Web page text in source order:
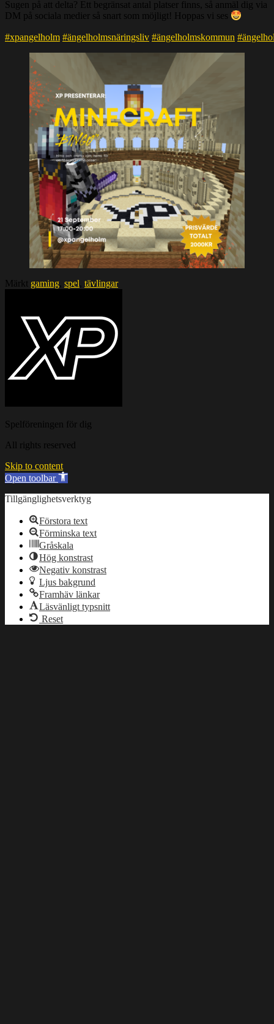
Sugen på att delta? Ett begränsat antal platser finns, så anmäl dig via
DM på sociala medier så snart som möjligt! Hoppas vi ses
#xpangelholm #ängelholmsnäringsliv #ängelholmskommun
Märkt gaming spel tävlingar
Spelföreningen för dig
All rights reserved
Skip to content
Open toolbar
Tillgänglighetsverktyg
Förstora text
Förminska text
Gråskala
Hög konstrast
Negativ konstrast
Ljus bakgrund
Framhäv länkar
Läsvänligt typsnitt
Reset